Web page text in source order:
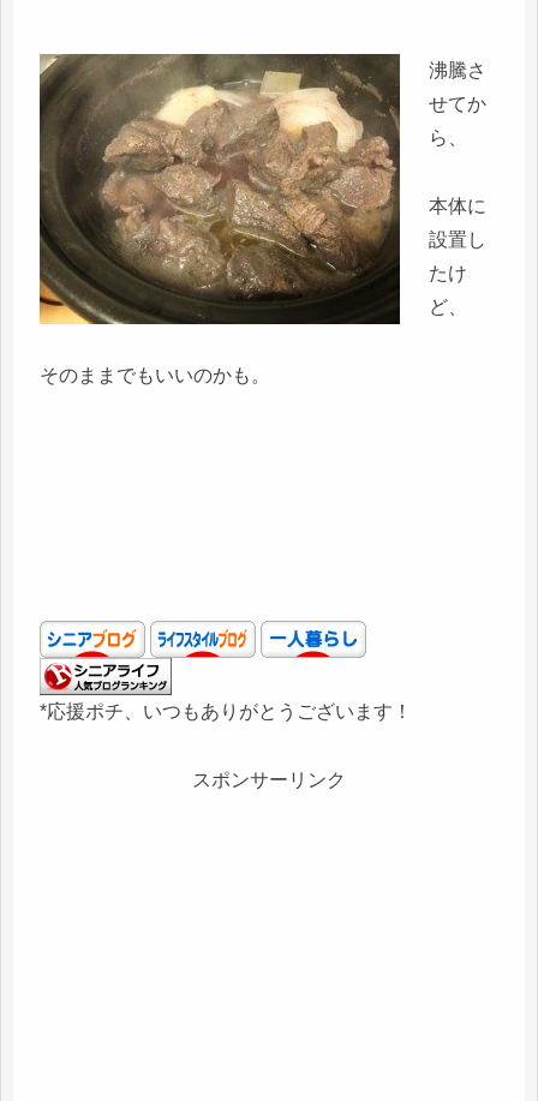
沸騰さ
せてか
ら、
本体に
設置し
たけ
ど、
そのままでもいいのかも。
*応援ポチ、いつもありがとうございます！
スポンサーリンク